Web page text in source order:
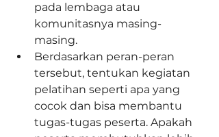
pada lembaga atau
komunitasnya masing-
masing.
Berdasarkan peran-peran
tersebut, tentukan kegiatan
pelatihan seperti apa yang
cocok dan bisa membantu
tugas-tugas peserta. Apakah